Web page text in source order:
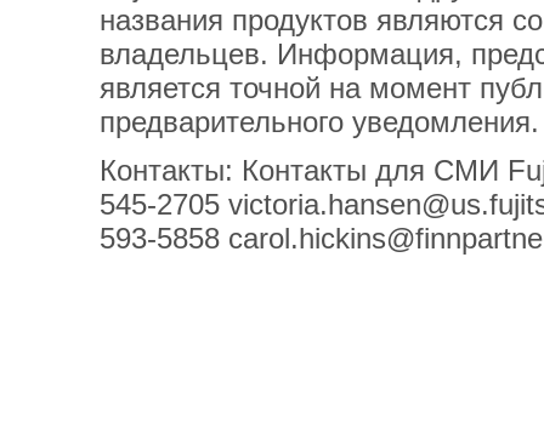
названия продуктов являются
владельцев. Информация,
является точной на момент
предварительного уведомления.
Контакты: Контакты для СМИ
545-2705
593-5858